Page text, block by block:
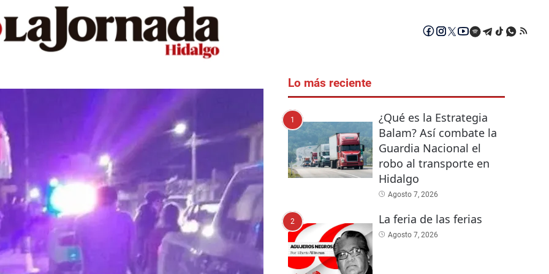
Lo más reciente
1
¿Qué es la Estrategia
Balam? Así combate la
Guardia Nacional el
robo al transporte en
Hidalgo
Agosto 7, 2026
2 La feria de las ferias
Agosto 7, 2026